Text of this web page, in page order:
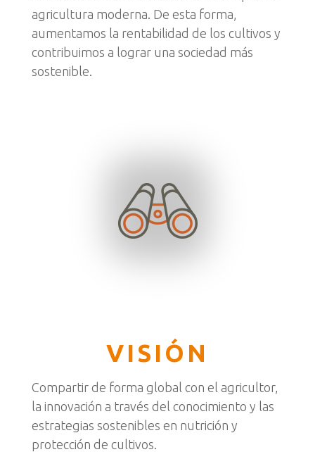
agricultura moderna. De esta forma,
aumentamos la rentabilidad de los cultivos y
contribuimos a lograr una sociedad más
sostenible.
VISIÓN
Compartir de forma global con el agricultor,
la innovación a través del conocimiento y las
estrategias sostenibles en nutrición y
protección de cultivos.